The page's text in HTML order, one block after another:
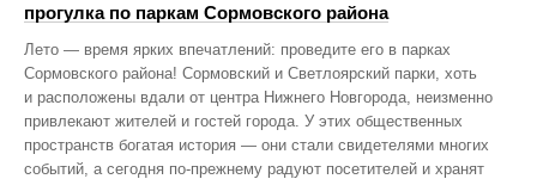
прогулка по паркам Сормовского района
Лето — время ярких впечатлений: проведите его в парках
Сормовского района! Сормовский и Светлоярский парки, хоть
и расположены вдали от центра Нижнего Новгорода, неизменно
привлекают жителей и гостей города. У этих общественных
пространств богатая история — они стали свидетелями многих
событий, а сегодня по‑прежнему радуют посетителей и хранят